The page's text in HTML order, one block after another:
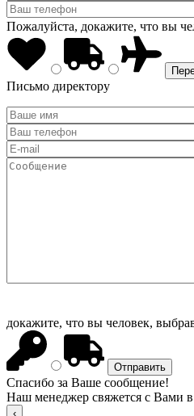
Пожалуйста, докажите, что вы
Письмо директору
докажите, что вы человек,
Спасибо за Ваше сообщение!
Наш менеджер свяжется с Вами